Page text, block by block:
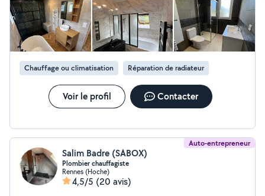
sympathique et de bon conseil. Je suis entièrement satisfait
du résultat et je n’hésiterai pas à refaire appel à lui pour d’autres
travaux. Merci encore pour votre sérieux et votre efficacité !
Chauffage ou climatisation Réparation de radiateur
Voir le profil Contacter
Auto-entrepreneur
Salim Badre (SABOX)
Plombier chauffagiste
Rennes (Hoche)
4,5/5 (20 avis)